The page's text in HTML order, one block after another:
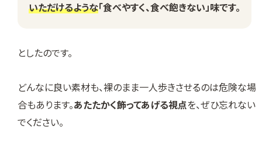
いただけるような「食べやすく、食べ飽きない」味です。
としたのです。
どんなに良い素材も、裸のまま一人歩きさせるのは危険な場
合もあります。あたたかく飾ってあげる視点を、ぜひ忘れない
でください。